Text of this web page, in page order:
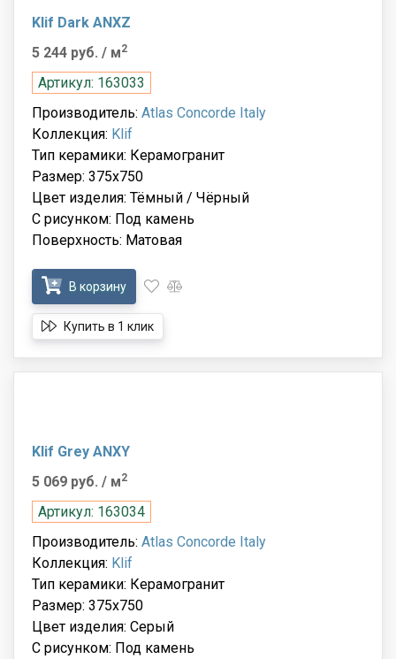
Klif Dark ANXZ
5 244 руб. / м2
Артикул: 163033
Производитель: Atlas Concorde Italy
Коллекция: Klif
Тип керамики: Керамогранит
Размер: 375x750
Цвет изделия: Тёмный / Чёрный
С рисунком: Под камень
Поверхность: Матовая
В корзину
Купить в 1 клик
Klif Grey ANXY
5 069 руб. / м2
Артикул: 163034
Производитель: Atlas Concorde Italy
Коллекция: Klif
Тип керамики: Керамогранит
Размер: 375x750
Цвет изделия: Серый
С рисунком: Под камень